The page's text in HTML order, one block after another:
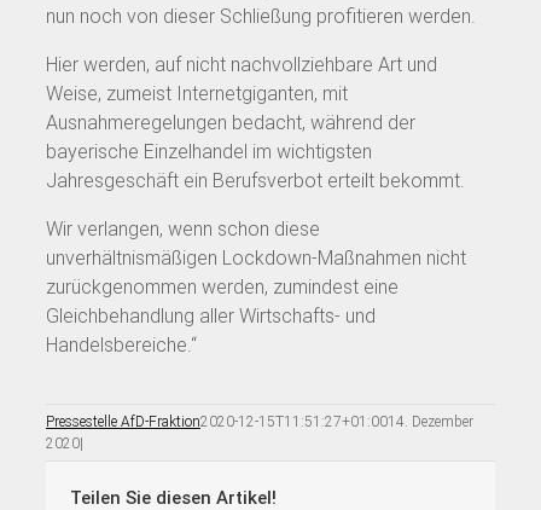
nun noch von dieser Schließung profitieren werden.
Hier werden, auf nicht nachvollziehbare Art und
Weise, zumeist Internetgiganten, mit
Ausnahmeregelungen bedacht, während der
bayerische Einzelhandel im wichtigsten
Jahresgeschäft ein Berufsverbot erteilt bekommt.
Wir verlangen, wenn schon diese
unverhältnismäßigen Lockdown-Maßnahmen nicht
zurückgenommen werden, zumindest eine
Gleichbehandlung aller Wirtschafts- und
Handelsbereiche.“
Pressestelle AfD-Fraktion2020-12-15T11:51:27+01:0014. Dezember
2020|
Teilen Sie diesen Artikel!